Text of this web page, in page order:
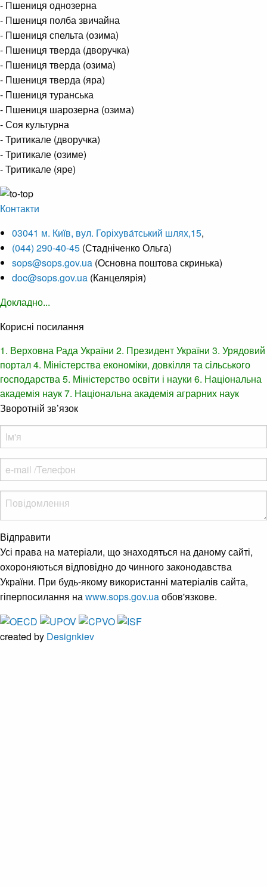
- Пшениця однозерна
- Пшениця полба звичайна
- Пшениця спельта (озима)
- Пшениця тверда (дворучка)
- Пшениця тверда (озима)
- Пшениця тверда (яра)
- Пшениця туранська
- Пшениця шарозерна (озима)
- Соя культурна
- Тритикале (дворучка)
- Тритикале (озиме)
- Тритикале (яре)
Контакти
03041 м. Київ, вул. Горіхува́тський шлях,15,
(044) 290-40-45 (Стадніченко Ольга)
sops@sops.gov.ua (Основна поштова скринька)
doc@sops.gov.ua (Канцелярія)
Докладно...
Корисні посилання
1. Верховна Рада України 2. Президент України 3. Урядовий
портал4. Міністерства економіки, довкілля та сільського
господарства5. Міністерство освіти і науки 6. Національна
академія наук7. Національна академія аграрних наук
Зворотній зв’язок
Відправити
Усі права на матеріали, що знаходяться на даному сайті,
охороняються відповідно до чинного законодавства
України. При будь-якому використанні матеріалів сайта,
гіперпосилання наwww.sops.gov.uaобов'язкове.
created by Designkiev